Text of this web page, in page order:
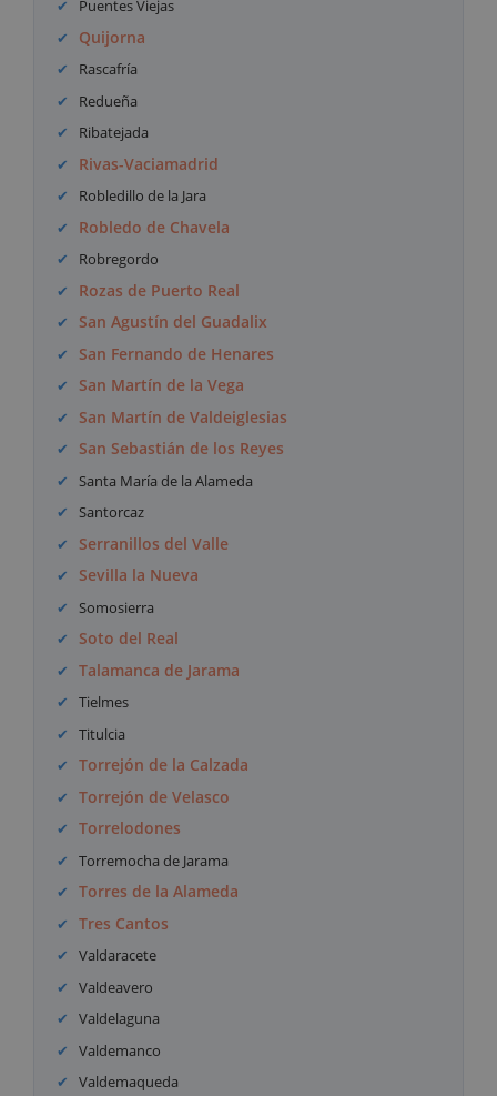
Puentes Viejas
Quijorna
Rascafría
Redueña
Ribatejada
Rivas-Vaciamadrid
Robledillo de la Jara
Robledo de Chavela
Robregordo
Rozas de Puerto Real
San Agustín del Guadalix
San Fernando de Henares
San Martín de la Vega
San Martín de Valdeiglesias
San Sebastián de los Reyes
Santa María de la Alameda
Santorcaz
Serranillos del Valle
Sevilla la Nueva
Somosierra
Soto del Real
Talamanca de Jarama
Tielmes
Titulcia
Torrejón de la Calzada
Torrejón de Velasco
Torrelodones
Torremocha de Jarama
Torres de la Alameda
Tres Cantos
Valdaracete
Valdeavero
Valdelaguna
Valdemanco
Valdemaqueda